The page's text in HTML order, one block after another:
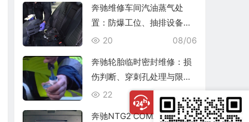
奔驰维修车间汽油蒸气处
置：防爆工位、抽排设备与
燃油收集
08/06
20
奔驰轮胎临时密封维修：损
伤判断、穿刺孔处理与限速
复查
08/06
22
奔驰NTG2 COMAND个人数